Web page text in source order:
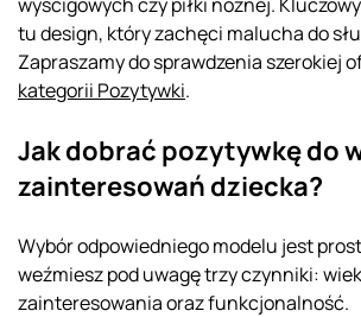
tu design, który zachęci malucha do
Zapraszamy do sprawdzenia szerokiej
kategorii Pozytywki.
Jak dobrać pozytywkę do
zainteresowań dziecka?
Wybór odpowiedniego modelu jest
weźmiesz pod uwagę trzy czynniki:
zainteresowania oraz funkcjonalność.